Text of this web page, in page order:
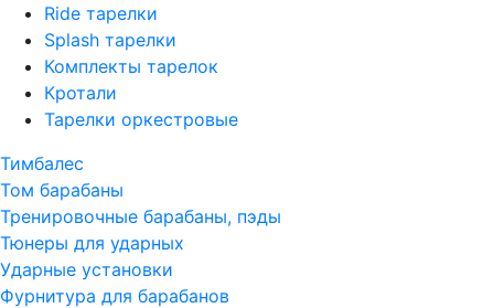
Ride тарелки
Splash тарелки
Комплекты тарелок
Кротали
Тарелки оркестровые
Тимбалес
Том барабаны
Тренировочные барабаны, пэды
Тюнеры для ударных
Ударные установки
Фурнитура для барабанов